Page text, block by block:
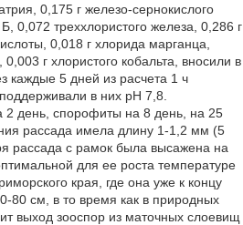
0,175 г железо-сернокислого
0,072 треххлористого железа, 0,286 г
0,018 г хлорида марганца,
г хлористого кобальта, вносили в
каждые 5 дней из расчета 1 ч
в них рН 7,8.
2 день, спорофиты на 8 день, на 25
рассада имела длину 1-1,2 мм (5
рассада с рамок была высажена на
для ее роста температуре
края, где она уже к концу
80 см, в то время как в природных
выход зооспор из маточных слоевищ